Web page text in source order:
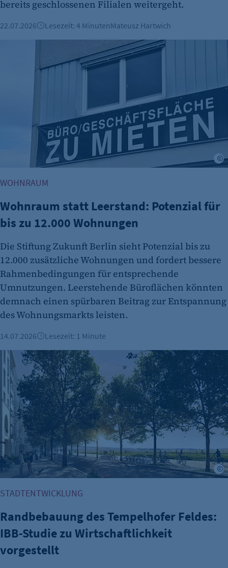
bereits geschlossenen Filialen weitergeht.
22.07.2026 Lesezeit: 4 MinutenMateusz Hartwich
Wohnraum statt Leerstand: Potenzial für bis zu 12.000
WOHNRAUM
Wohnraum statt Leerstand: Potenzial für
bis zu 12.000 Wohnungen
Die Stiftung Zukunft Berlin sieht Potenzial bis zu
12.000 zusätzliche Wohnungen und fordert bessere
Rahmenbedingungen für entsprechende
Umnutzungen. Leerstehende Büroflächen könnten
demnach einen spürbaren Beitrag zur Entspannung
des Wohnungsmarkts leisten.
14.07.2026 Lesezeit: 1 Minute
Randbebauung des Tempelhofer Feldes: IBB-Studie zu
STADTENTWICKLUNG
Randbebauung des Tempelhofer Feldes:
IBB-Studie zu Wirtschaftlichkeit
vorgestellt